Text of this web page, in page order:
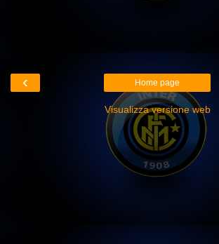
‹ Home page
Visualizza versione web